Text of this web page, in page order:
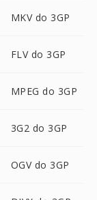
MKV do 3GP
FLV do 3GP
MPEG do 3GP
3G2 do 3GP
OGV do 3GP